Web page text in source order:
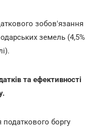
зобов'язання
земель (4,5%
та ефективності
боргу